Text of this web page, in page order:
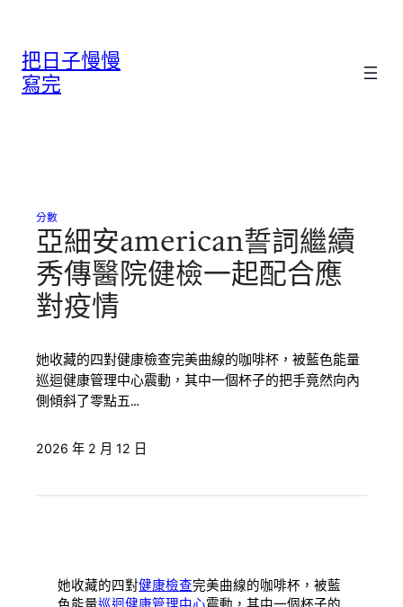
把日子慢慢
寫完
分數
亞細安american誓詞繼續
秀傳醫院健檢一起配合應
對疫情
她收藏的四對健康檢查完美曲線的咖啡杯，被藍色能量
巡迴健康管理中心震動，其中一個杯子的把手竟然向內
側傾斜了零點五…
2026 年 2 月 12 日
她收藏的四對健康檢查完美曲線的咖啡杯，被藍